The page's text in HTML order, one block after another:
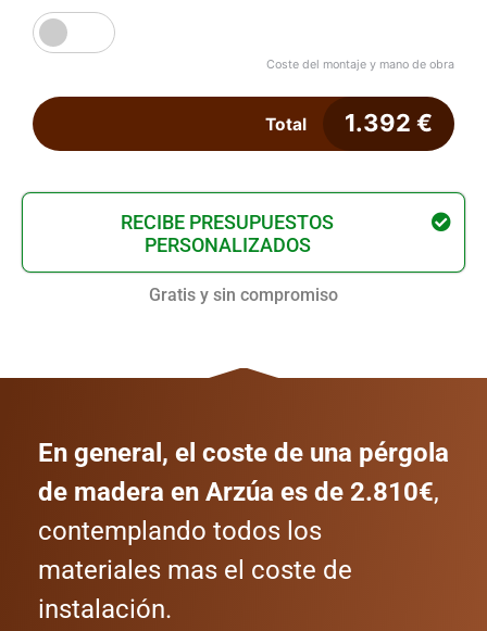
Coste del montaje y mano de obra
Total 1.392 €
RECIBE PRESUPUESTOS
PERSONALIZADOS
Gratis y sin compromiso
En general, el coste de una pérgola
de madera en Arzúa es de 2.810€,
contemplando todos los
materiales mas el coste de
instalación.